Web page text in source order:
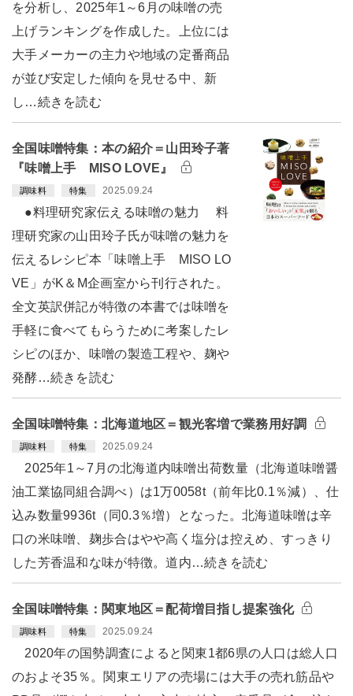
を分析し、2025年1～6月の味噌の売
上げランキングを作成した。上位には
大手メーカーの主力や地域の定番商品
が並び安定した傾向を見せる中、新
し…続きを読む
全国味噌特集：本の紹介＝山田玲子著
『味噌上手 MISO LOVE』
調味料 特集 2025.09.24
●料理研究家伝える味噌の魅力 料
理研究家の山田玲子氏が味噌の魅力を
伝えるレシピ本「味噌上手 MISO LO
VE」がK＆M企画室から刊行された。
全文英訳併記が特徴の本書では味噌を
手軽に食べてもらうために考案したレ
シピのほか、味噌の製造工程や、麹や
発酵…続きを読む
全国味噌特集：北海道地区＝観光客増で業務用好調
調味料 特集 2025.09.24
2025年1～7月の北海道内味噌出荷数量（北海道味噌醤
油工業協同組合調べ）は1万0058t（前年比0.1％減）、仕
込み数量9936t（同0.3％増）となった。北海道味噌は辛
口の米味噌、麹歩合はやや高く塩分は控えめ、すっきり
した芳香温和な味が特徴。道内…続きを読む
全国味噌特集：関東地区＝配荷増目指し提案強化
調味料 特集 2025.09.24
2020年の国勢調査によると関東1都6県の人口は総人口
のおよそ35％。関東エリアの売場には大手の売れ筋品や